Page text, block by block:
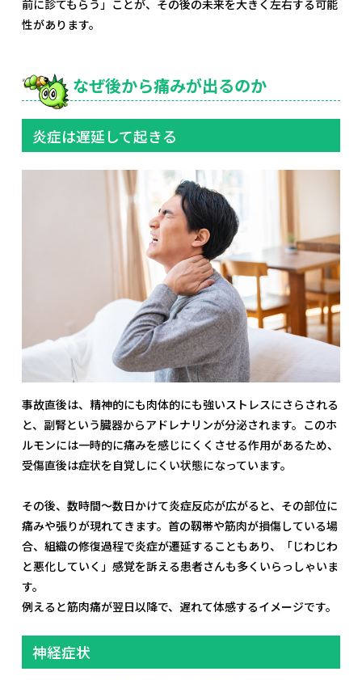
前に診てもらう」ことが、その後の未来を大きく左右する可能
性があります。
なぜ後から痛みが出るのか
炎症は遅延して起きる
事故直後は、精神的にも肉体的にも強いストレスにさらされる
と、副腎という臓器からアドレナリンが分泌されます。このホ
ルモンには一時的に痛みを感じにくくさせる作用があるため、
受傷直後は症状を自覚しにくい状態になっています。
その後、数時間〜数日かけて炎症反応が広がると、その部位に
痛みや張りが現れてきます。首の靱帯や筋肉が損傷している場
合、組織の修復過程で炎症が遷延することもあり、「じわじわ
と悪化していく」感覚を訴える患者さんも多くいらっしゃいま
す。
例えると筋肉痛が翌日以降で、遅れて体感するイメージです。
神経症状